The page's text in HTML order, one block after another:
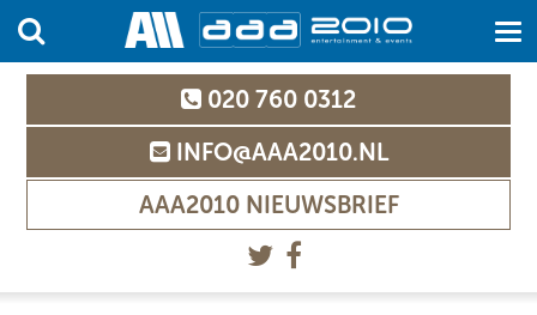
020 760 0312
INFO@AAA2010.NL
AAA2010 NIEUWSBRIEF